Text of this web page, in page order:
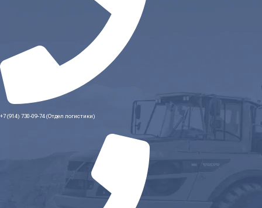
+7 (914) 730-09-74 (Отдел логистики)